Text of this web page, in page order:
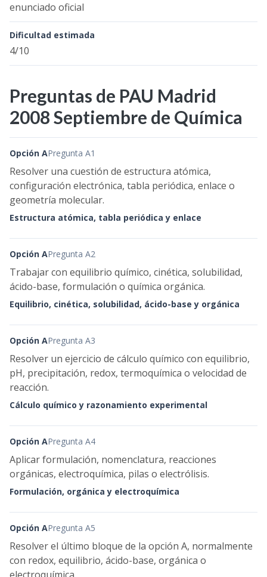
enunciado oficial
Dificultad estimada
4/10
Preguntas de PAU Madrid
2008 Septiembre de Química
Opción APregunta A1
Resolver una cuestión de estructura atómica,
configuración electrónica, tabla periódica, enlace o
geometría molecular.
Estructura atómica, tabla periódica y enlace
Opción APregunta A2
Trabajar con equilibrio químico, cinética, solubilidad,
ácido-base, formulación o química orgánica.
Equilibrio, cinética, solubilidad, ácido-base y orgánica
Opción APregunta A3
Resolver un ejercicio de cálculo químico con equilibrio,
pH, precipitación, redox, termoquímica o velocidad de
reacción.
Cálculo químico y razonamiento experimental
Opción APregunta A4
Aplicar formulación, nomenclatura, reacciones
orgánicas, electroquímica, pilas o electrólisis.
Formulación, orgánica y electroquímica
Opción APregunta A5
Resolver el último bloque de la opción A, normalmente
con redox, equilibrio, ácido-base, orgánica o